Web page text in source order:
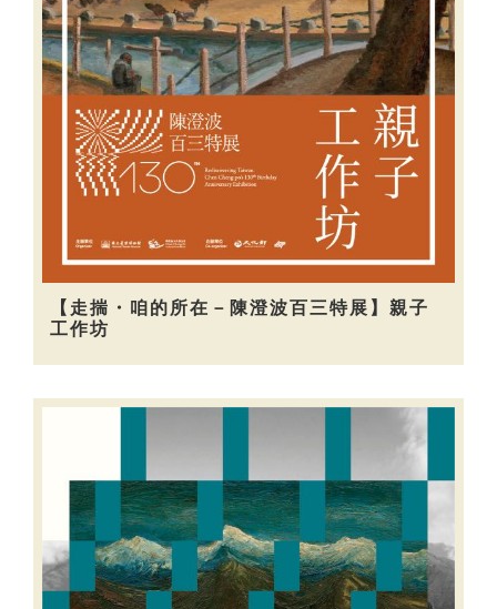
【走揣・咱的所在－陳澄波百三特展】親子
工作坊